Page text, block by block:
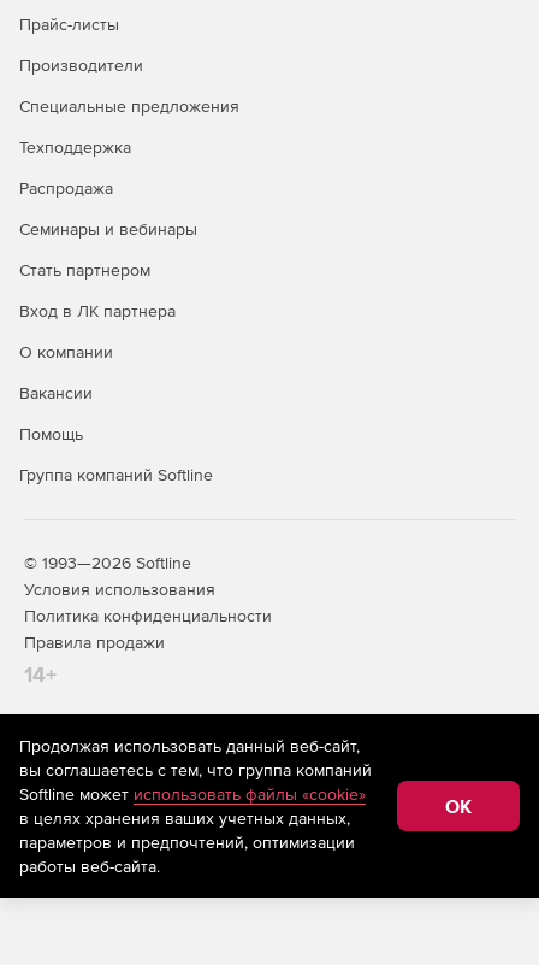
Прайс-листы
Производители
Специальные предложения
Техподдержка
Распродажа
Семинары и вебинары
Стать партнером
Вход в ЛК партнера
О компании
Вакансии
Помощь
Группа компаний Softline
© 1993—2026 Softline
Условия использования
Политика конфиденциальности
Правила продажи
14+
На информационном ресурсе store.softline.ru применяются
рекомендательные технологии(информационные технологии
предоставления информации на основе сбора,
систематизации и анализа сведений, относящихся к
предпочтениям пользователей сети «Интернет»,
находящихся на территории Российской Федерации)
Продолжая использовать данный веб-сайт,
вы соглашаетесь с тем, что группа компаний
Softline может использовать файлы «cookie»
в целях хранения ваших учетных данных,
параметров и предпочтений, оптимизации
работы веб-сайта.
OK